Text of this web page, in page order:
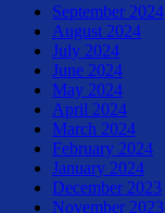
September 2024
August 2024
July 2024
June 2024
May 2024
April 2024
March 2024
February 2024
January 2024
December 2023
November 2023